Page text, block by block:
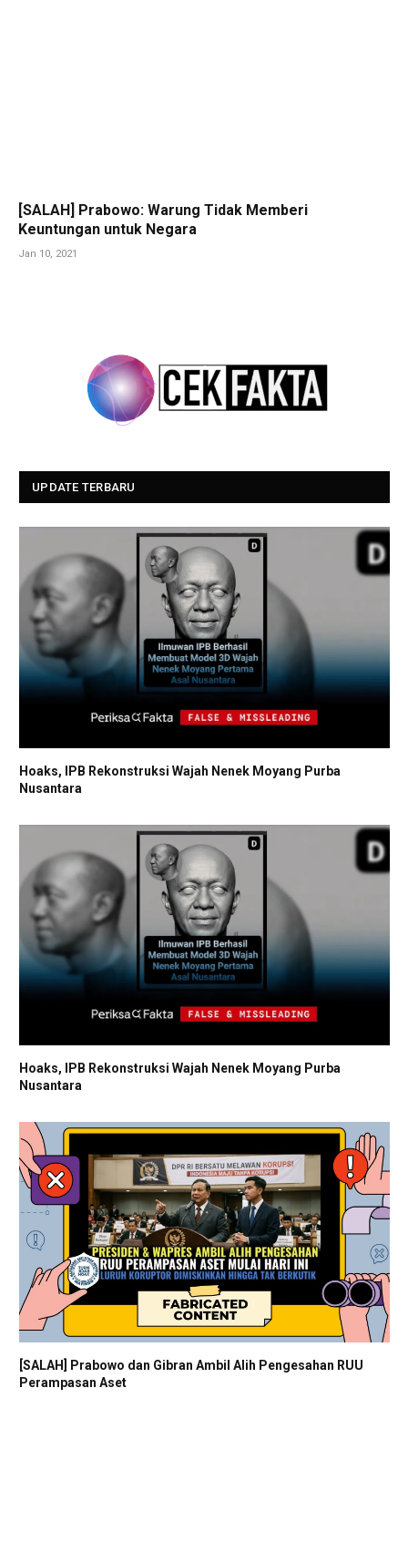
[SALAH] Prabowo: Warung Tidak Memberi
Keuntungan untuk Negara
Jan 10, 2021
UPDATE TERBARU
Hoaks, IPB Rekonstruksi Wajah Nenek Moyang Purba
Nusantara
Hoaks, IPB Rekonstruksi Wajah Nenek Moyang Purba
Nusantara
[SALAH] Prabowo dan Gibran Ambil Alih Pengesahan RUU
Perampasan Aset